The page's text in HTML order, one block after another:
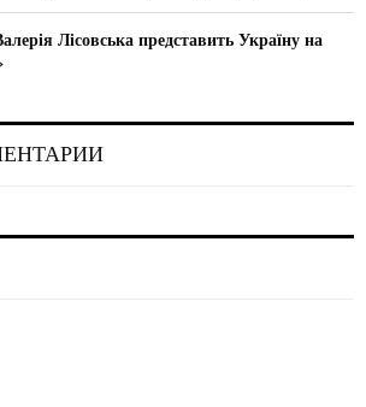
Лісовська представить Україну на